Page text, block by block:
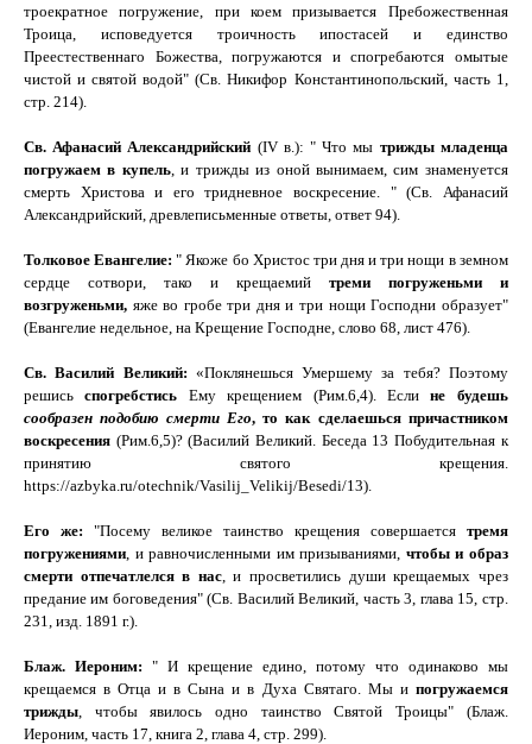
троекратное погружение, при коем призывается Пребожественная
Троица, исповедуется троичность ипостасей и единство
Преестественнаго Божества, погружаются и спогребаются омытые
чистой и святой водой" (Св. Никифор Константинопольский, часть 1,
стр. 214).
Св. Афанасий Александрийский (IV в.): " Что мы трижды младенца
погружаем в купель, и трижды из оной вынимаем, сим знаменуется
смерть Христова и его тридневное воскресение. " (Св. Афанасий
Александрийский, древлеписьменные ответы, ответ 94).
Толковое Евангелие: " Якоже бо Христос три дня и три нощи в земном
сердце сотвори, тако и крещаемийтреми погруженьми и
возгруженьми, яже во гробе три дня и три нощи Господни образует"
(Евангелие недельное, на Крещение Господне, слово 68, лист 476).
Св. Василий Великий: «Поклянешься Умершему за тебя? Поэтому
решисьспогребстись Ему крещением (Рим.6,4). Еслине будешь
сообразен подобию смерти Его, то как сделаешься причастником
воскресения (Рим.6,5)? (Василий Великий. Беседа 13 Побудительная к
принятию святого крещения.
https://azbyka ru/otechnik/Vasilij Velikij/Besedi/13).
Его же: "Посему великое таинство крещения совершается тремя
погружениями , и равночисленными им призываниями, чтобы и образ
смерти отпечатлелся в нас, и просветились души крещаемых чрез
предание им боговедения" (Св. Василий Великий, часть 3, глава 15, стр.
231, изд. 1891 г.).
Блаж. Иероним: " И крещение едино, потому что одинаково мы
крещаемся в Отца и в Сына и в Духа Святаго. Мы и погружаемся
трижды , чтобы явилось одно таинство Святой Троицы" (Блаж.
Иероним, часть 17, книга 2, глава 4, стр. 299).